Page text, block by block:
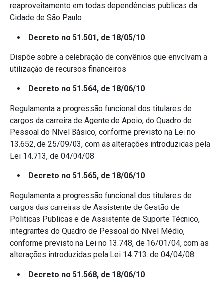
reaproveitamento em todas dependências publicas da
Cidade de São Paulo
Decreto no 51.501, de 18/05/10
Dispõe sobre a celebração de convênios que envolvam a
utilização de recursos financeiros
Decreto no 51.564, de 18/06/10
Regulamenta a progressão funcional dos titulares de
cargos da carreira de Agente de Apoio, do Quadro de
Pessoal do Nível Básico, conforme previsto na Lei no
13.652, de 25/09/03, com as alterações introduzidas pela
Lei 14.713, de 04/04/08
Decreto no 51.565, de 18/06/10
Regulamenta a progressão funcional dos titulares de
cargos das carreiras de Assistente de Gestão de
Politicas Publicas e de Assistente de Suporte Técnico,
integrantes do Quadro de Pessoal do Nível Médio,
conforme previsto na Lei no 13.748, de 16/01/04, com as
alterações introduzidas pela Lei 14.713, de 04/04/08
Decreto no 51.568, de 18/06/10